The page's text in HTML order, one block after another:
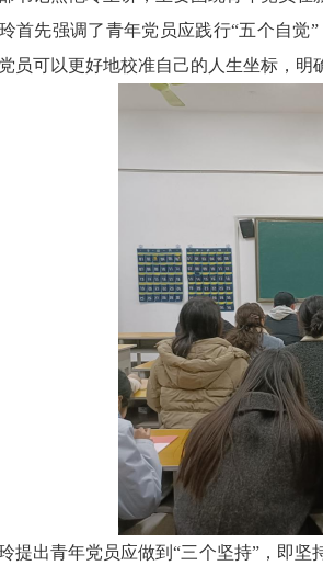
首先强调了青年党员应践行“五个自觉
员可以更好地校准自己的人生坐标，明
提出青年党员应做到“三个坚持”，即坚